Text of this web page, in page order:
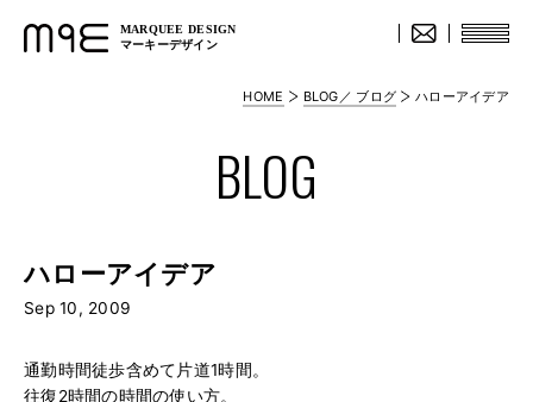
MARQUEE DESIGN
マーキーデザイン
HOME BLOG／ ブログ ハローアイデア
BLOG
ハローアイデア
Sep 10, 2009
通勤時間徒歩含めて片道1時間。
往復2時間の時間の使い方。